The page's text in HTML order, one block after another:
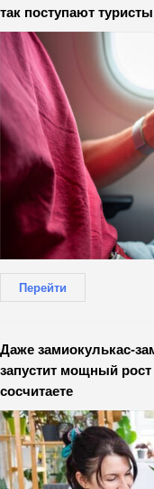
так поступают
Перейти
Даже замиокулькас-
запустит мощный
сосчитаете